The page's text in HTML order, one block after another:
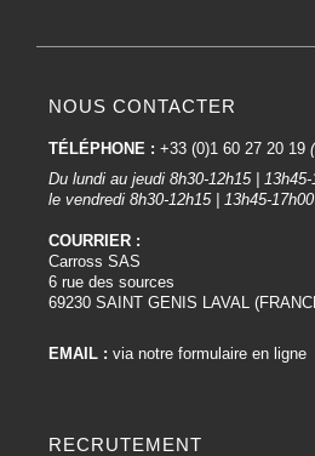
NOUS CONTACTER
TÉLÉPHONE : +33 (0)1 60 27 20 19
Du lundi au jeudi 8h30-12h15 | 13h45-
le vendredi 8h30-12h15 | 13h45-17h00
COURRIER :
Carross SAS
6 rue des sources
69230 SAINT GENIS LAVAL
EMAIL : via notre formulaire en ligne
RECRUTEMENT